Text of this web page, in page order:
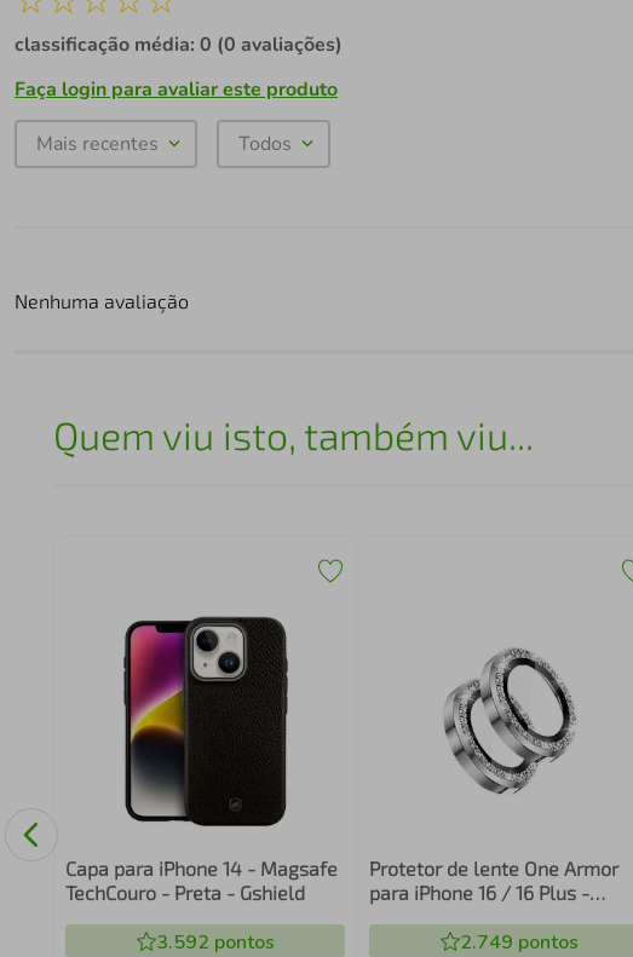
classificação média: 0 (0 avaliações)
Faça login para avaliar este produto
Mais recentes Todos
Nenhuma avaliação
Quem viu isto, também viu...
Capa para iPhone 14 - Magsafe
TechCouro - Preta - Gshield
3.592 pontos
Protetor de lente One Armor
para iPhone 16 / 16 Plus -
2.749 pontos